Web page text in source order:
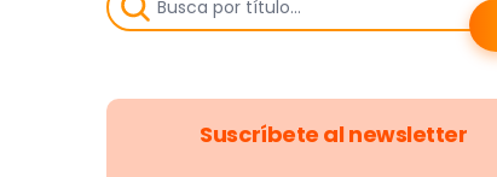
Suscríbete al newsletter